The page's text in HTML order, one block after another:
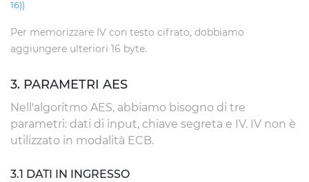
16))
Per memorizzare IV con testo cifrato, dobbiamo
aggiungere ulteriori 16 byte.
3. PARAMETRI AES
Nell'algoritmo AES, abbiamo bisogno di tre
parametri: dati di input, chiave segreta e IV. IV non è
utilizzato in modalità ECB.
3.1 DATI IN INGRESSO